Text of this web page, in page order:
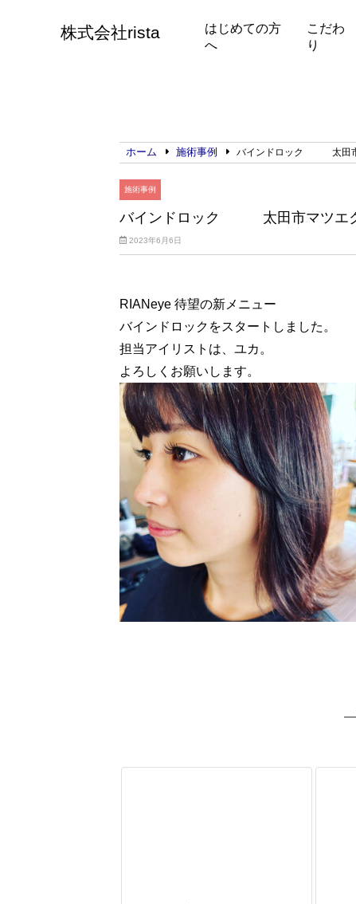
株式会社rista
はじめての方
へ
こだわ
り
ホーム 施術事例 バインドロック 太田市
施術事例
バインドロック 太田市マツエ
2023年6月6日
RIANeye 待望の新メニュー
バインドロックをスタートしました。
担当アイリストは、ユカ。
よろしくお願いします。